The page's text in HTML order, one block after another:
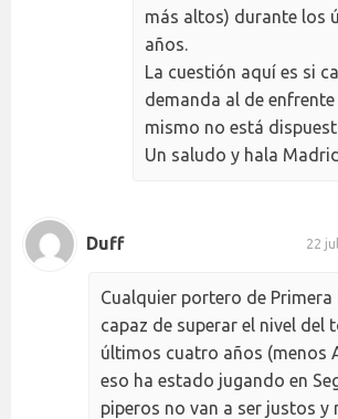
más altos) durante los
años.
La cuestión aquí es si
demanda al de
mismo no está
Un saludo y hala
Duff 22
Cualquier portero de Primera
capaz de superar el nivel del
últimos cuatro años (menos
eso ha estado jugando en
piperos no van a ser justos y